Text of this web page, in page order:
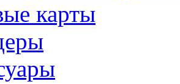
карты